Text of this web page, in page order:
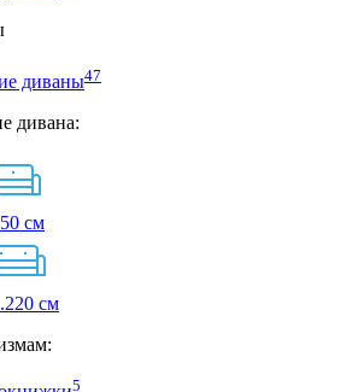
диваны47
дивана:
см
см
5